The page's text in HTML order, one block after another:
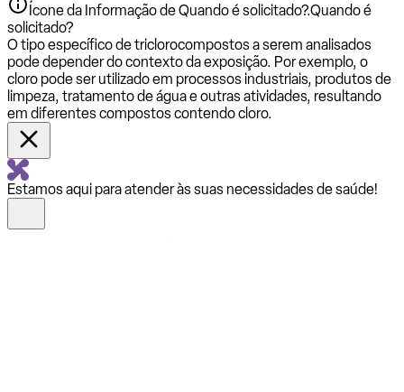
Ícone da Informação de Quando é solicitado?.Quando é
solicitado?
O tipo específico de triclorocompostos a serem analisados
pode depender do contexto da exposição. Por exemplo, o
cloro pode ser utilizado em processos industriais, produtos de
limpeza, tratamento de água e outras atividades, resultando
em diferentes compostos contendo cloro.
Estamos aqui para atender às suas necessidades de saúde!